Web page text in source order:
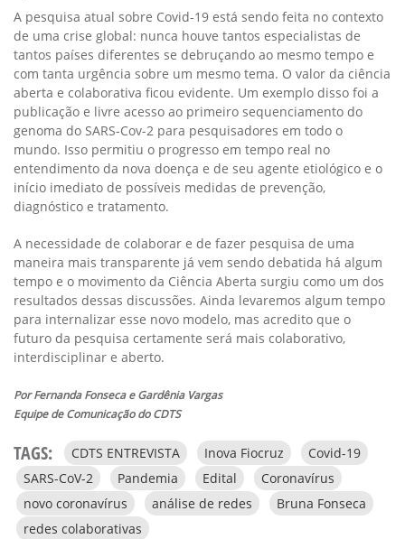
A pesquisa atual sobre Covid-19 está sendo feita no contexto
de uma crise global: nunca houve tantos especialistas de
tantos países diferentes se debruçando ao mesmo tempo e
com tanta urgência sobre um mesmo tema. O valor da ciência
aberta e colaborativa ficou evidente. Um exemplo disso foi a
publicação e livre acesso ao primeiro sequenciamento do
genoma do SARS-Cov-2 para pesquisadores em todo o
mundo. Isso permitiu o progresso em tempo real no
entendimento da nova doença e de seu agente etiológico e o
início imediato de possíveis medidas de prevenção,
diagnóstico e tratamento.
A necessidade de colaborar e de fazer pesquisa de uma
maneira mais transparente já vem sendo debatida há algum
tempo e o movimento da Ciência Aberta surgiu como um dos
resultados dessas discussões. Ainda levaremos algum tempo
para internalizar esse novo modelo, mas acredito que o
futuro da pesquisa certamente será mais colaborativo,
interdisciplinar e aberto.
Por Fernanda Fonseca e Gardênia Vargas
Equipe de Comunicação do CDTS
TAGS: CDTS ENTREVISTA Inova Fiocruz
Covid-19
SARS-CoV-2
Pandemia Edital
Coronavírus
novo coronavírus
análise de redes
Bruna Fonseca
redes colaborativas